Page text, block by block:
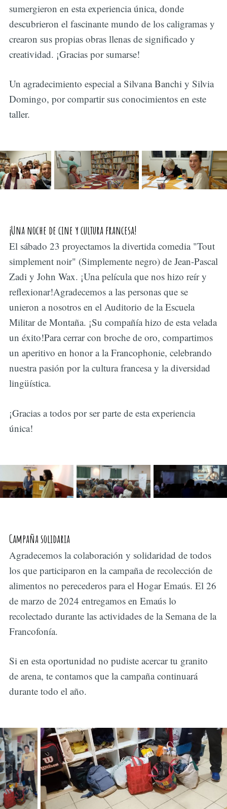
sumergieron en esta experiencia única, donde
descubrieron el fascinante mundo de los caligramas y
crearon sus propias obras llenas de significado y
creatividad. ¡Gracias por sumarse!
Un agradecimiento especial a Silvana Banchi y Silvia
Domingo, por compartir sus conocimientos en este
taller.
¡Una noche de cine y cultura francesa!
El sábado 23 proyectamos la divertida comedia "Tout
simplement noir" (Simplemente negro) de Jean-Pascal
Zadi y John Wax. ¡Una película que nos hizo reír y
reflexionar!Agradecemos a las personas que se
unieron a nosotros en el Auditorio de la Escuela
Militar de Montaña. ¡Su compañía hizo de esta velada
un éxito!Para cerrar con broche de oro, compartimos
un aperitivo en honor a la Francophonie, celebrando
nuestra pasión por la cultura francesa y la diversidad
lingüística.
¡Gracias a todos por ser parte de esta experiencia
única!
Campaña solidaria
Agradecemos la colaboración y solidaridad de todos
los que participaron en la campaña de recolección de
alimentos no perecederos para el Hogar Emaús. El 26
de marzo de 2024 entregamos en Emaús lo
recolectado durante las actividades de la Semana de la
Francofonía.
Si en esta oportunidad no pudiste acercar tu granito
de arena, te contamos que la campaña continuará
durante todo el año.